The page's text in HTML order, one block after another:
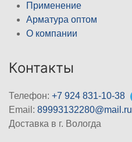
Применение
Арматура оптом
О компании
Контакты
Телефон: +7 924 831-10-38
Email: 89993132280@mail.ru
Доставка в г. Вологда